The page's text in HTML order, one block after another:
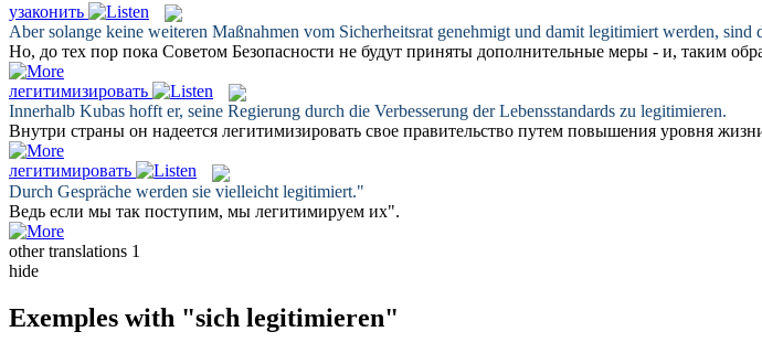
узаконить
Aber solange keine weiteren Maßnahmen vom Sicherheitsrat genehmigt und damit legitimiert werden, sind
Но, до тех пор пока Советом Безопасности не будут приняты дополнительные меры - и, таким
легитимизировать
Innerhalb Kubas hofft er, seine Regierung durch die Verbesserung der Lebensstandards zu legitimieren.
Внутри страны он надеется легитимизировать свое правительство путем повышения уровня
легитимировать
Durch Gespräche werden sie vielleicht legitimiert."
Ведь если мы так поступим, мы легитимируем их".
other translations 1
hide
Exemples with "sich legitimieren"